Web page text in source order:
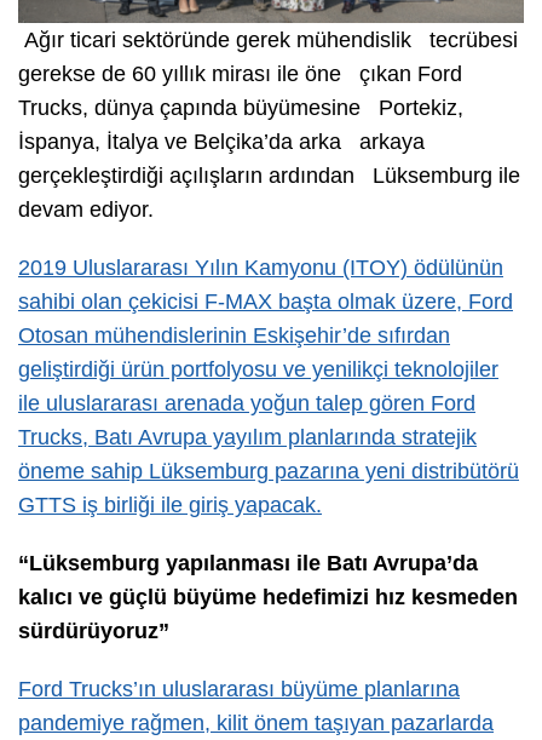
Ağır ticari sektöründe gerek mühendislik tecrübesi
gerekse de 60 yıllık mirası ile öne çıkan Ford
Trucks, dünya çapında büyümesine Portekiz,
İspanya, İtalya ve Belçika’da arka arkaya
gerçekleştirdiği açılışların ardından Lüksemburg ile
devam ediyor.
2019 Uluslararası Yılın Kamyonu (ITOY) ödülünün
sahibi olan çekicisi F-MAX başta olmak üzere, Ford
Otosan mühendislerinin Eskişehir’de sıfırdan
geliştirdiği ürün portfolyosu ve yenilikçi teknolojiler
ile uluslararası arenada yoğun talep gören Ford
Trucks, Batı Avrupa yayılım planlarında stratejik
öneme sahip Lüksemburg pazarına yeni distribütörü
GTTS iş birliği ile giriş yapacak.
“Lüksemburg yapılanması ile Batı Avrupa’da
kalıcı ve güçlü büyüme hedefimizi hız kesmeden
sürdürüyoruz”
Ford Trucks’ın uluslararası büyüme planlarına
pandemiye rağmen, kilit önem taşıyan pazarlarda